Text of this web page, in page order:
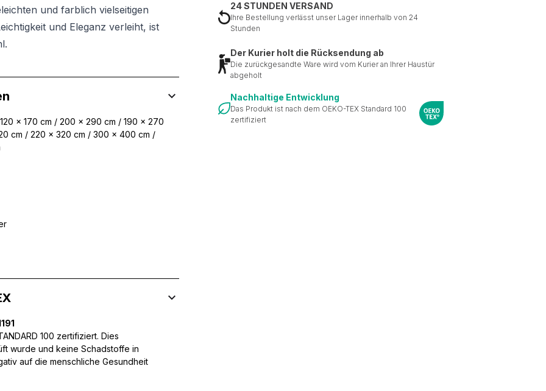
und farblich vielseitigen
und Eleganz verleiht, ist
24 STUNDEN VERSAND
Ihre Bestellung verlässt unser Lager innerhalb von 24
Stunden
Der Kurier holt die Rücksendung ab
Die zurückgesandte Ware wird vom Kurier an Ihrer Haustür
abgeholt
Nachhaltige Entwicklung
Das Produkt ist nach dem OEKO-TEX Standard 100
zertifiziert
x 170 cm / 200 x 290 cm / 190 x 270
cm / 220 x 320 cm / 300 x 400 cm /
100 zertifiziert. Dies
wurde und keine Schadstoffe in
auf die menschliche Gesundheit
Inhalte und Anzeigen zu personalisieren, um Funktionen für soziale Medien anbieten zu
zu analysieren. Außerdem geben wir Informationen über Ihre Verwendung unserer
soziale Medien, Werbung und Analysen weiter. Diese Partner können diese Informationen
die Sie ihnen bereitgestellt haben oder die sie im Rahmen Ihrer Nutzung der